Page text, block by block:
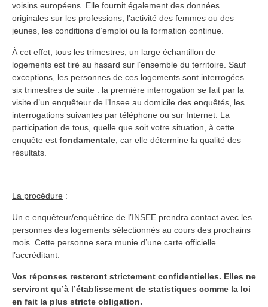
voisins européens. Elle fournit également des données
originales sur les professions, l’activité des femmes ou des
jeunes, les conditions d’emploi ou la formation continue.
À cet effet, tous les trimestres, un large échantillon de
logements est tiré au hasard sur l’ensemble du territoire. Sauf
exceptions, les personnes de ces logements sont interrogées
six trimestres de suite : la première interrogation se fait par la
visite d’un enquêteur de l’Insee au domicile des enquêtés, les
interrogations suivantes par téléphone ou sur Internet. La
participation de tous, quelle que soit votre situation, à cette
enquête est fondamentale , car elle détermine la qualité des
résultats.
La procédure :
Un.e enquêteur/enquêtrice de l’INSEE prendra contact avec les
personnes des logements sélectionnés au cours des prochains
mois. Cette personne sera munie d’une carte officielle
l’accréditant.
Vos réponses resteront strictement confidentielles. Elles ne
serviront qu’à l’établissement de statistiques comme la loi
en fait la plus stricte obligation.